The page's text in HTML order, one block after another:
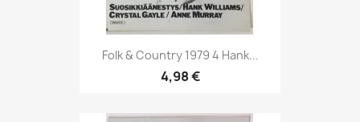
Folk & Country 1979 4 Hank...
4,98 €